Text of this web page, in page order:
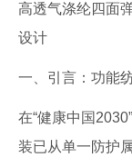
高透气涤纶四面
设计
一、引言：功能
在“健康中国
装已从单一防护